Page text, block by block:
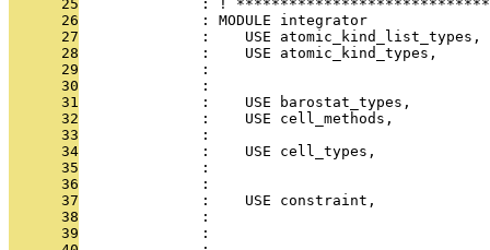
      25
: !
      26
              : MODULE integrator
      27
:    USE
      28
:    USE atomic_kind_types,
      29
:
      30
:
      31
:    USE barostat_types,
      32
:    USE cell_methods,
      33
:
      34
:    USE cell_types,
      35
:
      36
:
      37
:    USE constraint,
      38
:
      39
: